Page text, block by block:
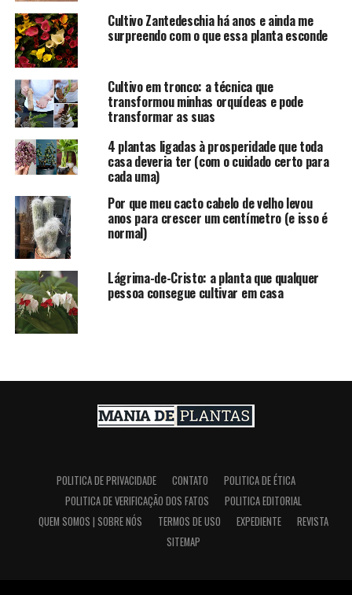
Cultivo Zantedeschia há anos e ainda me
surpreendo com o que essa planta esconde
Cultivo em tronco: a técnica que
transformou minhas orquídeas e pode
transformar as suas
4 plantas ligadas à prosperidade que toda
casa deveria ter (com o cuidado certo para
cada uma)
Por que meu cacto cabelo de velho levou
anos para crescer um centímetro (e isso é
normal)
Lágrima-de-Cristo: a planta que qualquer
pessoa consegue cultivar em casa
POLITICA DE PRIVACIDADE CONTATO
POLITICA DE ÉTICA
POLITICA DE VERIFICAÇÃO DOS FATOS
POLITICA EDITORIAL
QUEM SOMOS | SOBRE NÓS
TERMOS DE USO EXPEDIENTE
REVISTA
SITEMAP